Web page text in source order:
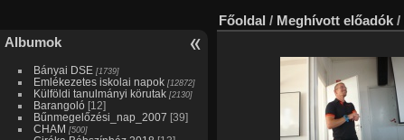
Albumok
Bányai DSE [1739]
Emlékezetes iskolai napok [12872]
Külföldi tanulmányi körutak [2130]
Barangoló [12]
Bűnmegelőzési_nap_2007 [39]
CHAM [500]
Főoldal / Meghívott előadók /